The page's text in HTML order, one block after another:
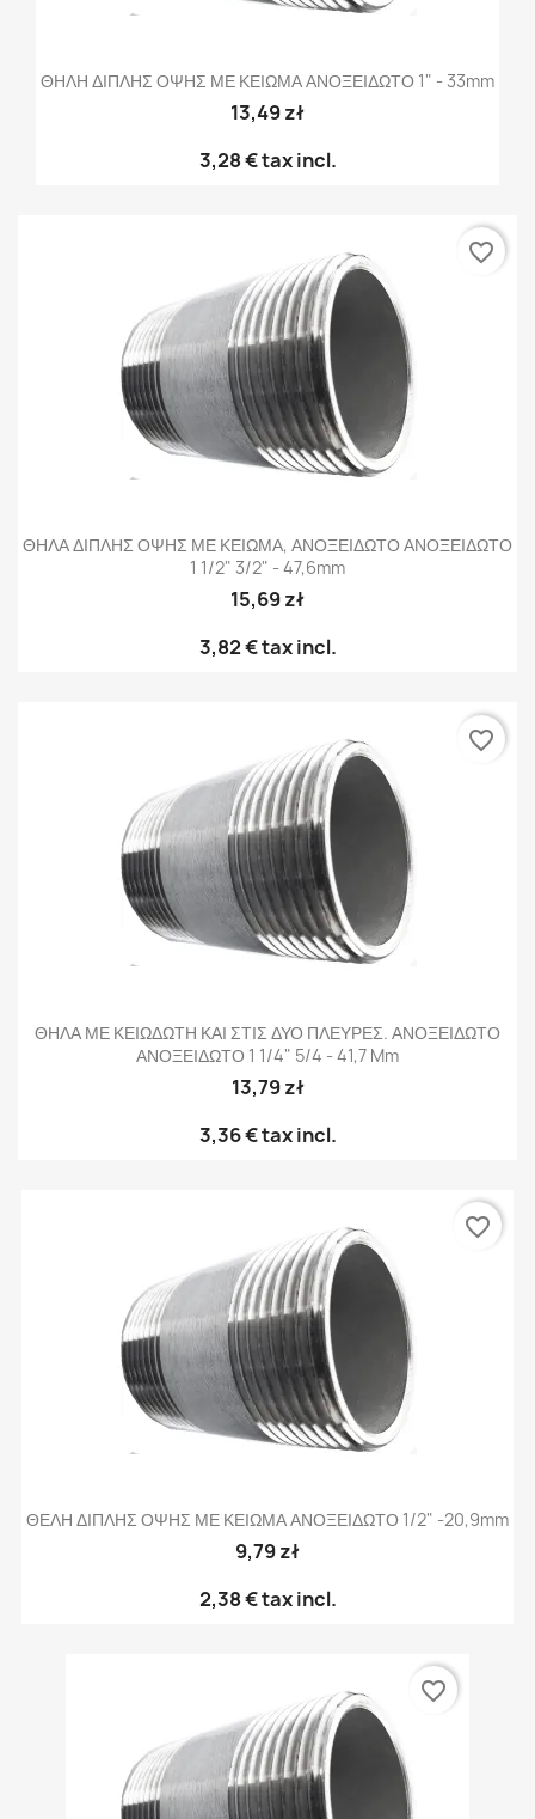
ΘΗΛΗ ΔΙΠΛΗΣ ΟΨΗΣ ΜΕ ΚΕΙΩΜΑ ΑΝΟΞΕΙΔΩΤΟ 1" - 33mm
13,49 zł
3,28 €tax incl.
ΘΗΛΑ ΔΙΠΛΗΣ ΟΨΗΣ ΜΕ ΚΕΙΩΜΑ, ΑΝΟΞΕΙΔΩΤΟ ΑΝΟΞΕΙΔΩΤΟ
1 1/2" 3/2" - 47,6mm
15,69 zł
3,82 €tax incl.
favorite_border
ΘΗΛΑ ΜΕ ΚΕΙΩΔΩΤΗ ΚΑΙ ΣΤΙΣ ΔΥΟ ΠΛΕΥΡΕΣ. ΑΝΟΞΕΙΔΩΤΟ
ΑΝΟΞΕΙΔΩΤΟ 1 1/4" 5/4 - 41,7 Mm
13,79 zł
3,36 €tax incl.
favorite_border
ΘΕΛΗ ΔΙΠΛΗΣ ΟΨΗΣ ΜΕ ΚΕΙΩΜΑ ΑΝΟΞΕΙΔΩΤΟ 1/2" -20,9mm
9,79 zł
2,38 €tax incl.
favorite_border
favorite_border